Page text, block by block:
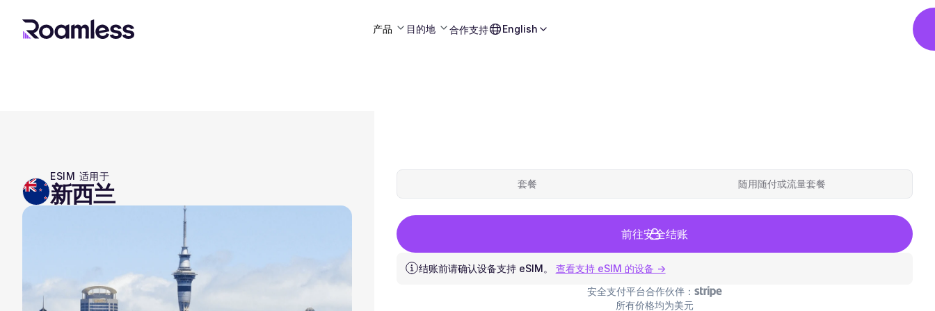
产品 目的地 合作支持 English
ESIM 适用于
新西兰 套餐 随用随付或流量套餐
前往安全结账
结账前请确认设备支持 eSIM。
查看支持 eSIM 的设备 →
安全支付平台合作伙伴：
所有价格均为美元